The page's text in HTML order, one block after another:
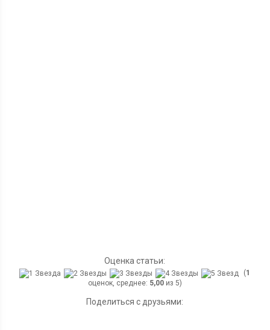
Оценка статьи:
(1
оценок, среднее: 5,00из 5)
Поделиться с друзьями: